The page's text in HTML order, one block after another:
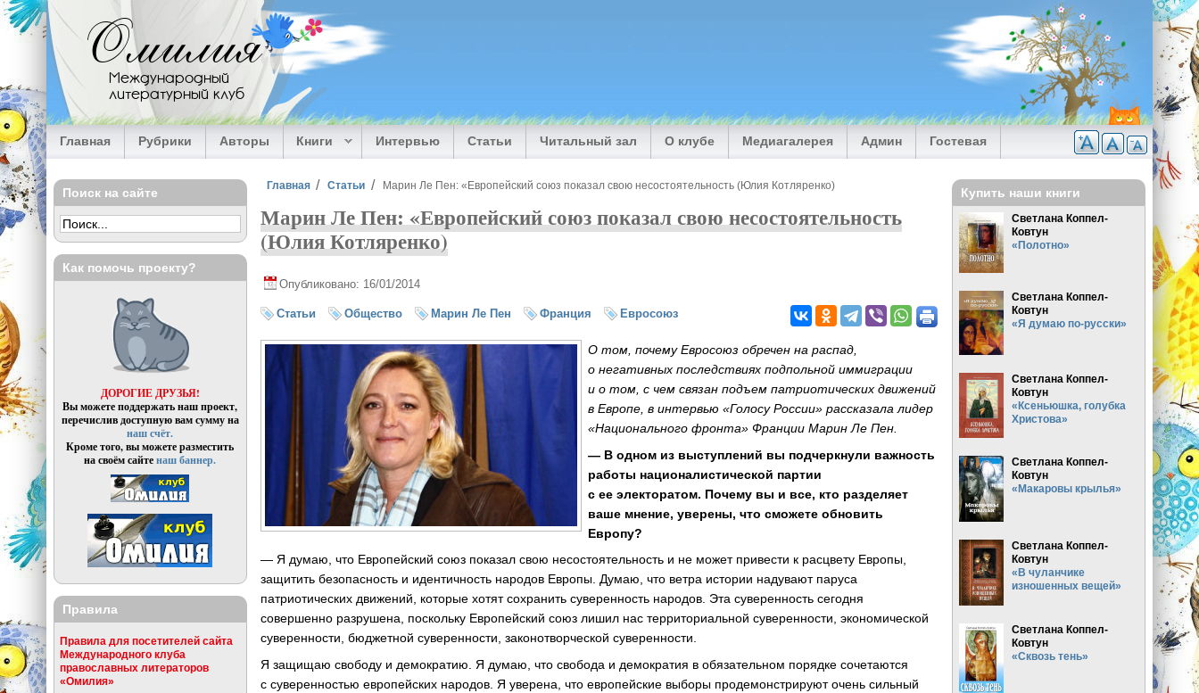
Перейти к основному содержанию
Омилия
Международный
литературный клуб
Главная Рубрики Авторы Книги Интервью Статьи Читальный зал О клубе Медиагалерея Админ Гостевая
Вы здесь
Главная Статьи Марин Ле Пен: «Европейский союз показал свою несостоятельность (Юлия Котляренко)
Марин Ле Пен: «Европейский союз показал свою несостоятельность
(Юлия Котляренко)
Опубликовано: 16/01/2014
Статьи Общество Марин Ле Пен Франция Евросоюз
О том, почему Евросоюз обречен на распад,
о негативных последствиях подпольной иммиграции
и о том, с чем связан подъем патриотических движений
в Европе, в интервью «Голосу России» рассказала лидер
«Национального фронта» Франции Марин Ле Пен.
— В одном из выступлений вы подчеркнули важность
работы националистической партии
с ее электоратом. Почему вы и все, кто разделяет
ваше мнение, уверены, что сможете обновить
Европу?
— Я думаю, что Европейский союз показал свою несостоятельность и не может привести к расцвету Европы,
защитить безопасность и идентичность народов Европы. Думаю, что ветра истории надувают паруса
патриотических движений, которые хотят сохранить суверенность народов. Эта суверенность сегодня
совершенно разрушена, поскольку Европейский союз лишил нас территориальной суверенности, экономической
суверенности, бюджетной суверенности, законотворческой суверенности.
Я защищаю свободу и демократию. Я думаю, что свобода и демократия в обязательном порядке сочетаются
с суверенностью европейских народов. Я уверена, что европейские выборы продемонстрируют очень сильный
Поиск на сайте
Как помочь проекту?
ДОРОГИЕ ДРУЗЬЯ!
Вы можете поддержать наш проект,
перечислив доступную вам сумму на
наш счёт.
Кроме того, вы можете разместить
на своём сайтенаш баннер.
Правила
Правила для посетителей сайта
Международного клуба
православных литераторов
«Омилия»
Купить наши книги
Светлана Коппел-
Ковтун
«Полотно»
Светлана Коппел-
Ковтун
«Я думаю по-русски»
Светлана Коппел-
Ковтун
«Ксеньюшка, голубка
Христова»
Светлана Коппел-
Ковтун
«Макаровы крылья»
Светлана Коппел-
Ковтун
«В чуланчике
изношенных вещей»
Светлана Коппел-
Ковтун
«Сквозь тень»